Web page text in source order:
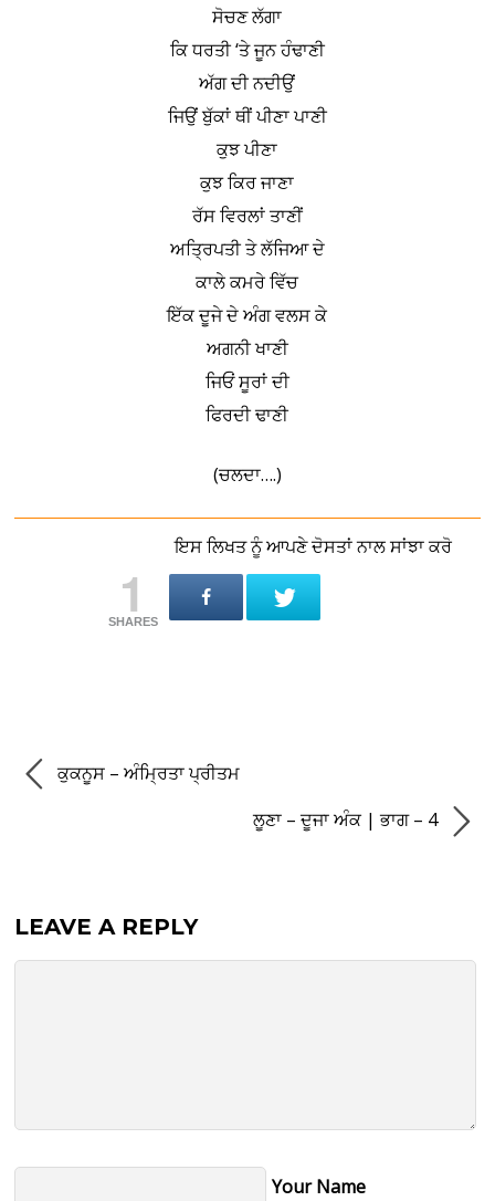
ਸੋਚਣ ਲੱਗਾ
ਕਿ ਧਰਤੀ ‘ਤੇ ਜੂਨ ਹੰਢਾਣੀ
ਅੱਗ ਦੀ ਨਦੀਉਂ
ਜਿਉਂ ਬੁੱਕਾਂ ਥੀਂ ਪੀਣਾ ਪਾਣੀ
ਕੁਝ ਪੀਣਾ
ਕੁਝ ਕਿਰ ਜਾਣਾ
ਰੱਸ ਵਿਰਲਾਂ ਤਾਣੀਂ
ਅਤ੍ਰਿਪਤੀ ਤੇ ਲੱਜਿਆ ਦੇ
ਕਾਲੇ ਕਮਰੇ ਵਿੱਚ
ਇੱਕ ਦੂਜੇ ਦੇ ਅੰਗ ਵਲਸ ਕੇ
ਅਗਨੀ ਖਾਣੀ
ਜਿਓਂ ਸੂਰਾਂ ਦੀ
ਫਿਰਦੀ ਢਾਣੀ
(ਚਲਦਾ….)
ਇਸ ਲਿਖਤ ਨੂੰ ਆਪਣੇ ਦੋਸਤਾਂ ਨਾਲ ਸਾਂਝਾ ਕਰੋ
1
SHARES
ਕੁਕਨੂਸ – ਅੰਮ੍ਰਿਤਾ ਪ੍ਰੀਤਮ
ਲੂਣਾ – ਦੂਜਾ ਅੰਕ | ਭਾਗ – 4
LEAVE A REPLY
Your Name